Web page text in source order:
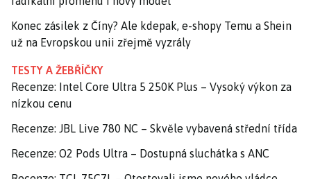
Konec zásilek z Číny? Ale kdepak, e-shopy Temu a Shein
už na Evropskou unii zřejmě vyzrály
TESTY A ŽEBŘÍČKY
Recenze: Intel Core Ultra 5 250K Plus – Vysoký výkon za
nízkou cenu
Recenze: JBL Live 780 NC – Skvěle vybavená střední třída
Recenze: O2 Pods Ultra – Dostupná sluchátka s ANC